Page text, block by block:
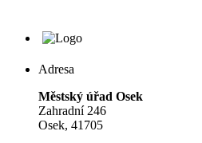
Adresa
Městský úřad Osek
Zahradní 246
Osek, 41705